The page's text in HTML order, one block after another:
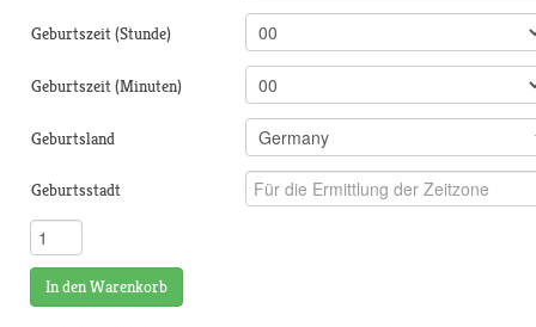
Geburtszeit (Stunde)
Geburtszeit (Minuten)
Geburtsland
Geburtsstadt
In den Warenkorb